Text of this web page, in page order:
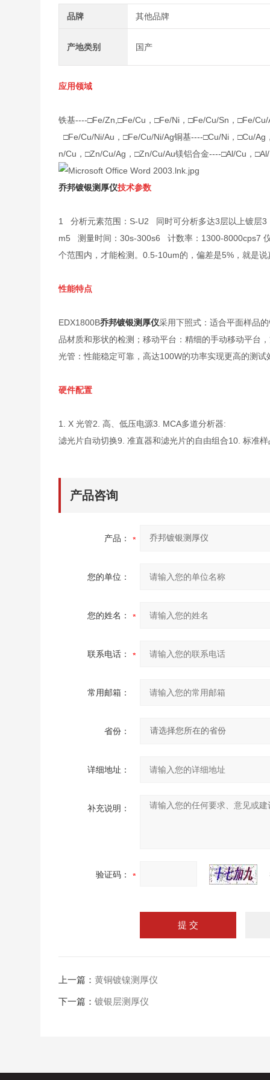
品牌 其他品牌
产地类别 国产
应用领域
铁基----□Fe/Zn,□Fe/Cu，□Fe/Ni，□Fe/Cu/Sn，
□Fe/Cu/Ni/Au，□Fe/Cu/Ni/Ag铜基----□Cu/Ni，□Cu/Ag
n/Cu，□Zn/Cu/Ag，□Zn/Cu/Au镁铝合金----□Al/Cu，
乔邦镀银测厚仪技术参数
1 分析元素范围：S-U2 同时可分析多达3层以上镀层3
m5 测量时间：30s-300s6 计数率：1300-8000cps7
个范围内，才能检测。0.5-10um的，偏差是5%，就是
性能特点
EDX1800B乔邦镀银测厚仪采用下照式：适合平面样品
品材质和形状的检测；移动平台：精细的手动移动平台
光管：性能稳定可靠，高达100W的功率实现更高的测试
硬件配置
1. X 光管2. 高、低压电源3. MCA多道分
滤光片自动切换9. 准直器和滤光片的自由组合10. 标准样
产品咨询
产品：
您的单位：
您的姓名：
联系电话：
常用邮箱：
省份：
详细地址：
补充说明：
验证码：
上一篇：黄铜镀镍测厚仪
下一篇：镀银层测厚仪